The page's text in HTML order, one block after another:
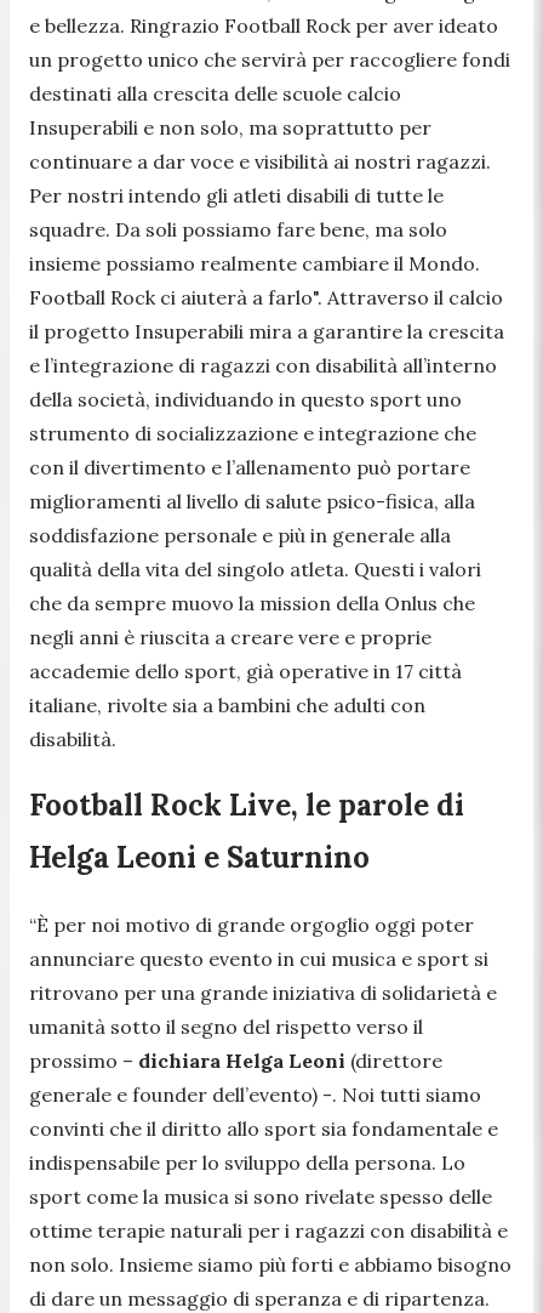
e bellezza. Ringrazio Football Rock per aver ideato
un progetto unico che servirà per raccogliere fondi
destinati alla crescita delle scuole calcio
Insuperabili e non solo, ma soprattutto per
continuare a dar voce e visibilità ai nostri ragazzi.
Per nostri intendo gli atleti disabili di tutte le
squadre. Da soli possiamo fare bene, ma solo
insieme possiamo realmente cambiare il Mondo.
Football Rock ci aiuterà a farlo". Attraverso il calcio
il progetto Insuperabili mira a garantire la crescita
e l’integrazione di ragazzi con disabilità all’interno
della società, individuando in questo sport uno
strumento di socializzazione e integrazione che
con il divertimento e l’allenamento può portare
miglioramenti al livello di salute psico-fisica, alla
soddisfazione personale e più in generale alla
qualità della vita del singolo atleta. Questi i valori
che da sempre muovo la mission della Onlus che
negli anni è riuscita a creare vere e proprie
accademie dello sport, già operative in 17 città
italiane, rivolte sia a bambini che adulti con
disabilità.
Football Rock Live, le parole di
Helga Leoni e Saturnino
“È per noi motivo di grande orgoglio oggi poter
annunciare questo evento in cui musica e sport si
ritrovano per una grande iniziativa di solidarietà e
umanità sotto il segno del rispetto verso il
prossimo – dichiara Helga Leoni (direttore
generale e founder dell’evento) -. Noi tutti siamo
convinti che il diritto allo sport sia fondamentale e
indispensabile per lo sviluppo della persona. Lo
sport come la musica si sono rivelate spesso delle
ottime terapie naturali per i ragazzi con disabilità e
non solo. Insieme siamo più forti e abbiamo bisogno
di dare un messaggio di speranza e di ripartenza.